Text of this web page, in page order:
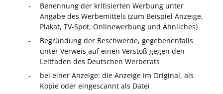
Benennung der kritisierten Werbung unter
Angabe des Werbemittels (zum Beispiel Anzeige,
Plakat, TV-Spot, Onlinewerbung und Ähnliches)
Begründung der Beschwerde, gegebenenfalls
unter Verweis auf einen Verstoß gegen den
Leitfaden des Deutschen Werberats
bei einer Anzeige: die Anzeige im Original, als
Kopie oder eingescannt als Datei